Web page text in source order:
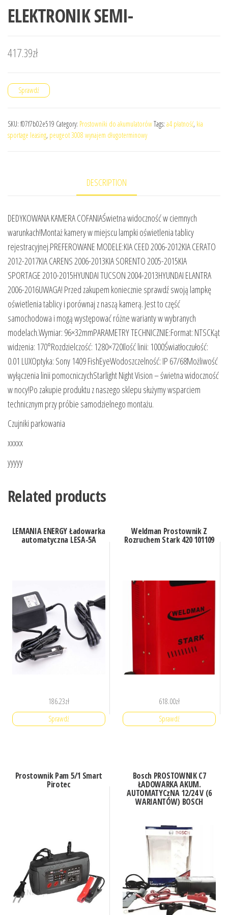
ELEKTRONIK SEMI-
417.39zł
Sprawdź
SKU: f07f7b02e519 Category: Prostowniki do akumulatorówTags: a4 płatność, kia
sportage leasing, peugeot 3008 wynajem długoterminowy
DESCRIPTION
DEDYKOWANA KAMERA COFANIAŚwietna widoczność w ciemnych
warunkach!Montaż kamery w miejscu lampki oświetlenia tablicy
rejestracyjnej.PREFEROWANE MODELE:KIA CEED 2006-2012KIA CERATO
2012-2017KIA CARENS 2006-2013KIA SORENTO 2005-2015KIA
SPORTAGE 2010-2015HYUNDAI TUCSON 2004-2013HYUNDAI ELANTRA
2006-2016UWAGA! Przed zakupem koniecznie sprawdź swoją lampkę
oświetlenia tablicy i porównaj z naszą kamerą. Jest to część
samochodowa i mogą występować różne warianty w wybranych
modelach.Wymiar: 96×32mmPARAMETRY TECHNICZNIE:Format: NTSCKąt
widzenia: 170°Rozdzielczość: 1280×720Ilość linii: 1000Światłoczułość:
0.01 LUXOptyka: Sony 1409 FishEyeWodoszczelność: IP 67/68Możliwość
wyłączenia linii pomocniczychStarlight Night Vision – świetna widoczność
w nocy!Po zakupie produktu z naszego sklepu służymy wsparciem
technicznym przy próbie samodzielnego montażu.
Czujniki parkowania
xxxxx
yyyyy
Related products
LEMANIA ENERGY Ładowarka
automatyczna LESA-5A
186.23zł
Sprawdź
Weldman Prostownik Z
Rozruchem Stark 420 101109
618.00zł
Sprawdź
Prostownik Pam 5/1 Smart
Pirotec
Bosch PROSTOWNIK C7
ŁADOWARKA AKUM.
AUTOMATYCzNA 12/24 V (6
WARIANTÓW) BOSCH